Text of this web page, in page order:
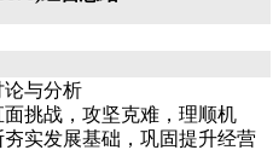
与分析
挑战，攻坚克难，理顺机
实发展基础，巩固提升经营